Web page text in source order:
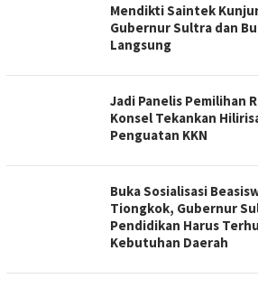
Mendikti Saintek
Gubernur Sultra dan
Langsung
Jadi Panelis Pemilihan
Konsel Tekankan
Penguatan KKN
Buka Sosialisasi
Tiongkok, Gubernur
Pendidikan Harus
Kebutuhan Daerah